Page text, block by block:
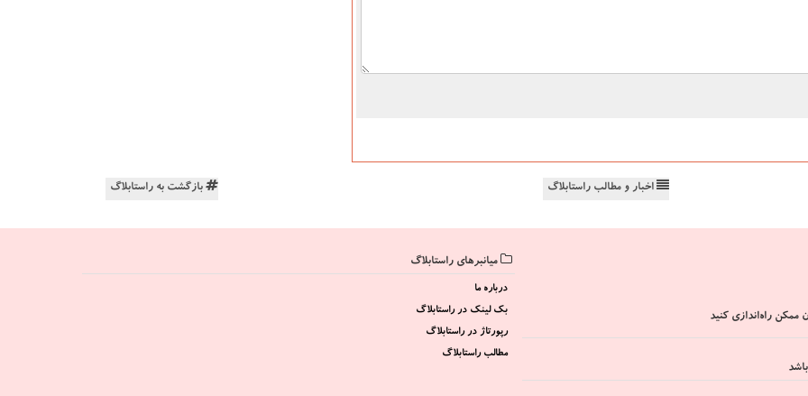
اخبار و مطالب راستابلاگ بازگشت به راستابلاگ
ممکن راه‌اندازی کنید
میانبرهای راستابلاگ
درباره ما
بک لینک در راستابلاگ
رپورتاژ در راستابلاگ
مطالب راستابلاگ